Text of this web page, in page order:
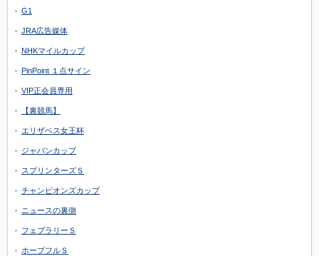
G1
JRA広告媒体
NHKマイルカップ
PinPoint １点サイン
VIP正会員専用
【裏競馬】
エリザベス女王杯
ジャパンカップ
スプリンターズＳ
チャンピオンズカップ
ニュースの裏側
フェブラリーＳ
ホープフルＳ